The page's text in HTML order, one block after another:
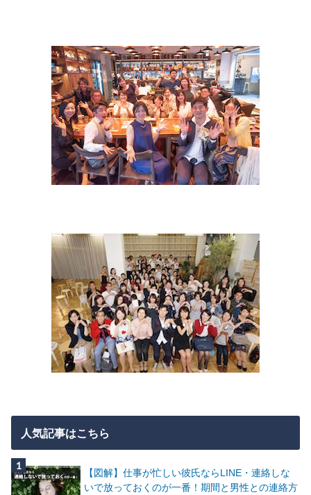
人気記事はこちら
【図解】仕事が忙しい彼氏ならLINE・連絡しな
いで放っておくのが一番！期間と男性との連絡方